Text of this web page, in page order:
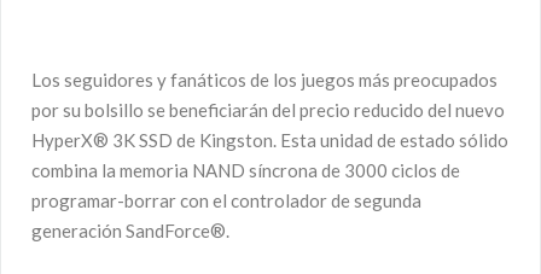
Los seguidores y fanáticos de los juegos más preocupados
por su bolsillo se beneficiarán del precio reducido del nuevo
HyperX® 3K SSD de Kingston. Esta unidad de estado sólido
combina la memoria NAND síncrona de 3000 ciclos de
programar-borrar con el controlador de segunda
generación SandForce®.